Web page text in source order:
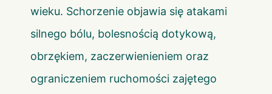
wieku. Schorzenie objawia się atakami
silnego bólu, bolesnością dotykową,
obrzękiem, zaczerwienieniem oraz
ograniczeniem ruchomości zajętego